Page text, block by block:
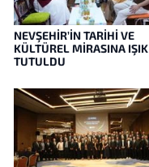
NEVŞEHİR’İN TARİHİ VE
KÜLTÜREL MİRASINA IŞIK
TUTULDU